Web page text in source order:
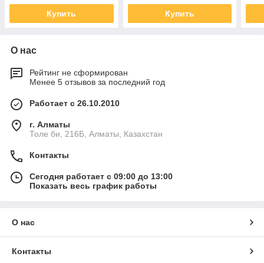
Купить Купить
О нас
Рейтинг не сформирован
Менее 5 отзывов за последний год
Работает с 26.10.2010
г. Алматы
Толе би, 216Б, Алматы, Казахстан
Контакты
Сегодня работает с 09:00 до 13:00
Показать весь график работы
О нас
Контакты